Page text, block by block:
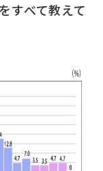
すべて教えて